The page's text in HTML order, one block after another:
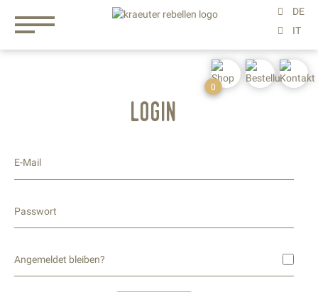
login
E-Mail
Passwort
Angemeldet bleiben?
0